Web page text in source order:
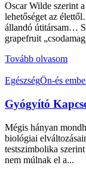
Oscar Wilde szerint
lehetőséget az
állandó útitársam…
grapefruit
Tovább olvasom
EgészségÖn-és
Gyógyító
Mégis hányan
biológiai
testszimbolika
nem múlnak el a...